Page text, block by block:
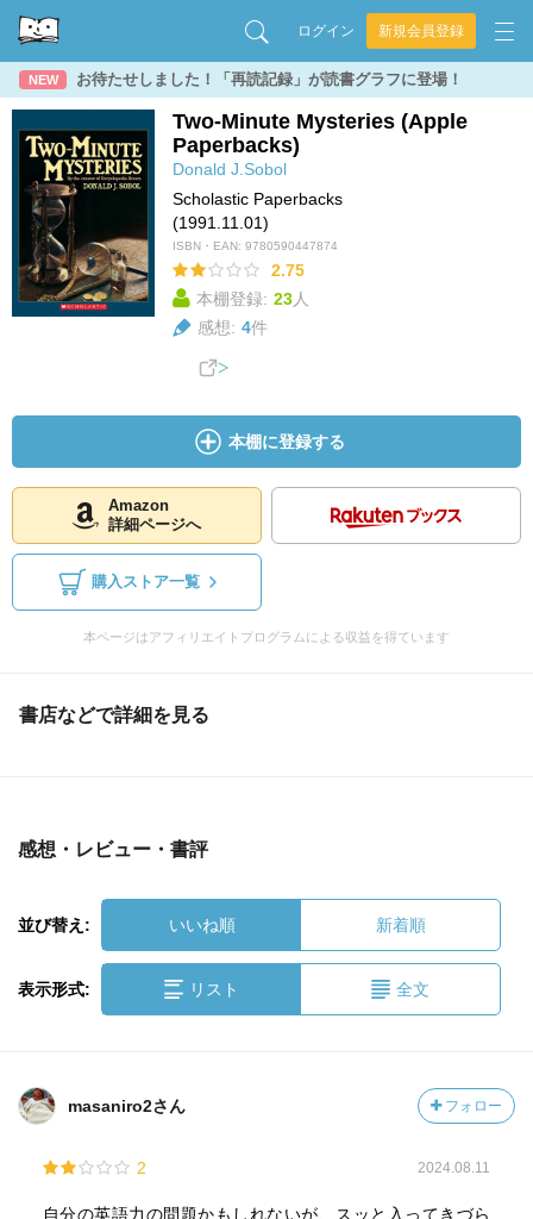
ログイン 新規会員登録
NEW お待たせしました！「再読記録」が読書グラフに登場！
Two-Minute Mysteries (Apple
Paperbacks)
Donald J.Sobol
Scholastic Paperbacks
(1991.11.01)
ISBN・EAN: 9780590447874
2.75
本棚登録: 23人
感想: 4件
本棚に登録する
Amazon
詳細ページへ
購入ストア一覧
本ページはアフィリエイトプログラムによる収益を得ています
書店などで詳細を見る
感想・レビュー・書評
並び替え: いいね順 新着順
表示形式: リスト 全文
masaniro2さん フォロー
2 2024.08.11
自分の英語力の問題かもしれないが、スッと入ってきづら